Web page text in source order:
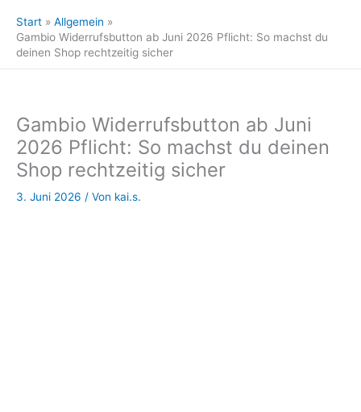
Start
Allgemein
Gambio Widerrufsbutton ab Juni 2026 Pflicht: So machst du
deinen Shop rechtzeitig sicher
Gambio Widerrufsbutton ab Juni
2026 Pflicht: So machst du deinen
Shop rechtzeitig sicher
3. Juni 2026 / Von kai.s.